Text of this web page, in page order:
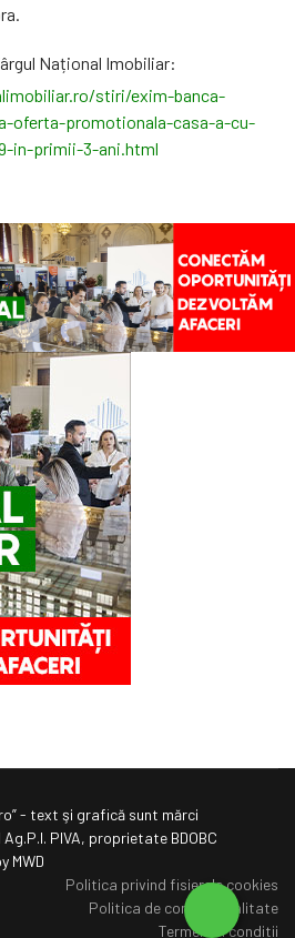
Național Imobiliar:
stiri/exim-banca-
oferta-promotionala-casa-a-cu-
in-primii-3-ani.html
- text şi grafică sunt mărci
PIVA, proprietate BDOBC
MWD
Politica privind fisierele cookies
Politica de confidentialitate
Termeni si conditii